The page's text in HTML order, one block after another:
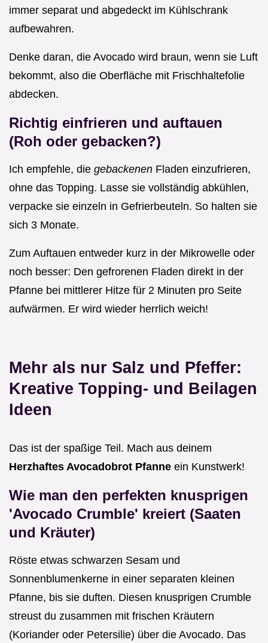
immer separat und abgedeckt im Kühlschrank
aufbewahren.
Denke daran, die Avocado wird braun, wenn sie Luft
bekommt, also die Oberfläche mit Frischhaltefolie
abdecken.
Richtig einfrieren und auftauen
(Roh oder gebacken?)
Ich empfehle, die gebackenen Fladen einzufrieren,
ohne das Topping. Lasse sie vollständig abkühlen,
verpacke sie einzeln in Gefrierbeuteln. So halten sie
sich 3 Monate.
Zum Auftauen entweder kurz in der Mikrowelle oder
noch besser: Den gefrorenen Fladen direkt in der
Pfanne bei mittlerer Hitze für 2 Minuten pro Seite
aufwärmen. Er wird wieder herrlich weich!
Mehr als nur Salz und Pfeffer:
Kreative Topping- und Beilagen
Ideen
Das ist der spaßige Teil. Mach aus deinem
Herzhaftes Avocadobrot Pfanne ein Kunstwerk!
Wie man den perfekten knusprigen
'Avocado Crumble' kreiert (Saaten
und Kräuter)
Röste etwas schwarzen Sesam und
Sonnenblumenkerne in einer separaten kleinen
Pfanne, bis sie duften. Diesen knusprigen Crumble
streust du zusammen mit frischen Kräutern
(Koriander oder Petersilie) über die Avocado. Das